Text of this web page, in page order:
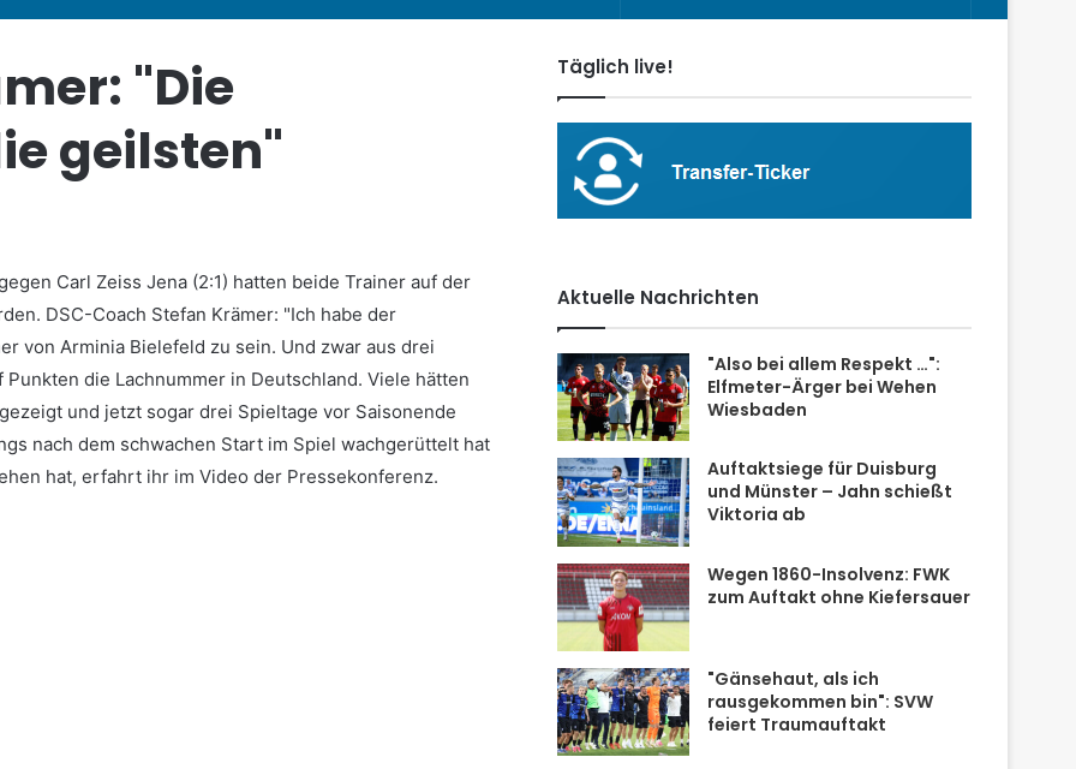
"Die
geilsten"
Carl Zeiss Jena (2:1) hatten beide Trainer auf der
DSC-Coach Stefan Krämer: "Ich habe der
von Arminia Bielefeld zu sein. Und zwar aus drei
die Lachnummer in Deutschland. Viele hätten
und jetzt sogar drei Spieltage vor Saisonende
nach dem schwachen Start im Spiel wachgerüttelt hat
hat, erfahrt ihr im Video der Pressekonferenz.
Täglich live!
Aktuelle Nachrichten
"Also bei allem Respekt …":
Elfmeter-Ärger bei Wehen
Wiesbaden
Auftaktsiege für Duisburg
und Münster – Jahn schießt
Viktoria ab
Wegen 1860-Insolvenz: FWK
zum Auftakt ohne Kiefersauer
"Gänsehaut, als ich
rausgekommen bin": SVW
feiert Traumauftakt